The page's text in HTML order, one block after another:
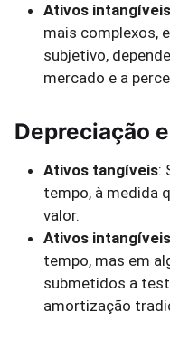
Ativos intangíveis
mais complexos,
subjetivo,
mercado e a
Depreciação
Ativos tangíveis:
tempo, à medida
valor.
Ativos intangíveis
tempo, mas em
submetidos a
amortização